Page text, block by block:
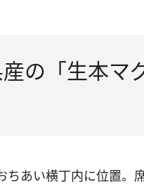
の「生本マ
ちあい横丁内に位置。